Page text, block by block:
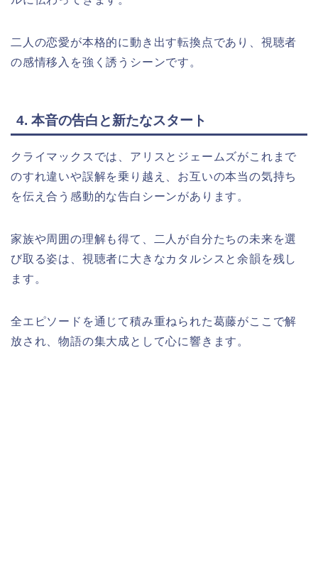
二人の恋愛が本格的に動き出す転換点であり、視聴者
の感情移入を強く誘うシーンです。
4. 本音の告白と新たなスタート
クライマックスでは、アリスとジェームズがこれまで
のすれ違いや誤解を乗り越え、お互いの本当の気持ち
を伝え合う感動的な告白シーンがあります。
家族や周囲の理解も得て、二人が自分たちの未来を選
び取る姿は、視聴者に大きなカタルシスと余韻を残し
ます。
全エピソードを通じて積み重ねられた葛藤がここで解
放され、物語の集大成として心に響きます。